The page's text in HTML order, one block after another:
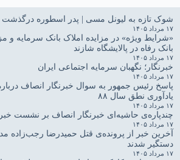
شوک تازه به لیونل مسی | پدر اسطوره درگذشت
۱۷ مرداد ۱۴۰۵
«شرایط ویژه» در مزایده املاک بانک سرمایه و
بانک رفاه در پالایشگاه شازند
۱۷ مرداد ۱۴۰۵
خبرنگار؛ نگهبان سرمایه اجتماعی ایران
۱۷ مرداد ۱۴۰۵
یادآوری نطق سال ۸۸
۱۷ مرداد ۱۴۰۵
چندپاره‌ی حاشیه‌ای خبرنگار انصاف بر نشست
۱۷ مرداد ۱۴۰۵
دستگیر شدند
۱۷ مرداد ۱۴۰۵